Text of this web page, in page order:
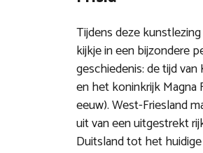
Tijdens deze
kijkje in een bijzondere
geschiedenis: de tijd
en het koninkrijk Magna
eeuw). West-Friesland
uit van een uitgestrekt
Duitsland tot het